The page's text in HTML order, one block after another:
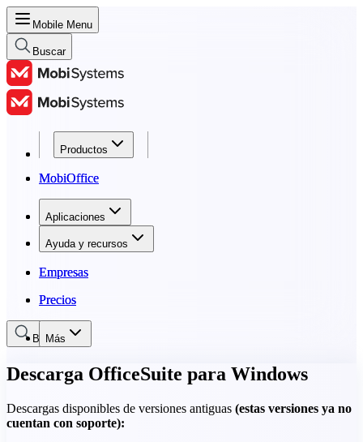
Mobile Menu
Buscar
Productos
MobiOffice
Aplicaciones
Ayuda y recursos
Empresas
Precios
Más
Productos
MobiOffice
Aplicaciones
Ayuda y recursos
Empresas
Precios
Buscar
Descarga OfficeSuite para Windows
Descargas disponibles de versiones antiguas (estas versiones ya no
cuentan con soporte):